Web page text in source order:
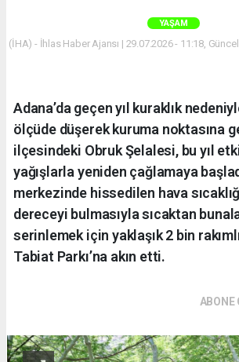
YAŞAM
(İHA) - İhlas Haber Ajansı | 29.07.2026 - 11:18,
Adana’da geçen yıl kuraklık
ölçüde düşerek kuruma noktasına
ilçesindeki Obruk Şelalesi, bu yıl
yağışlarla yeniden çağlamaya
merkezinde hissedilen hava
dereceyi bulmasıyla sıcaktan
serinlemek için yaklaşık 2 bin
Tabiat Parkı’na akın etti.
ABONE